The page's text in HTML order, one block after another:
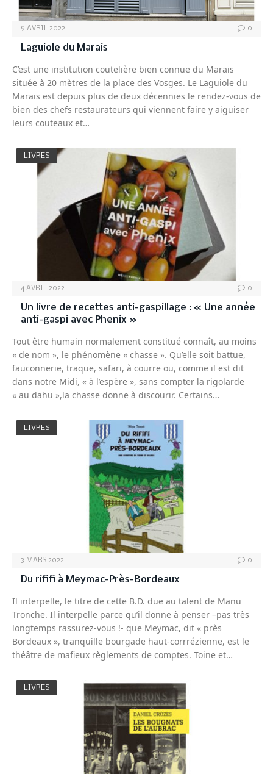
9 AVRIL 2022 0
Laguiole du Marais
C’est une institution coutelière bien connue du Marais
située à 20 mètres de la place des Vosges. Le Laguiole du
Marais est depuis plus de deux décennies le rendez-vous de
bien des chefs restaurateurs qui viennent faire y aiguiser
leurs couteaux et…
LIVRES
4 AVRIL 2022 0
Un livre de recettes anti-gaspillage : « Une année
anti-gaspi avec Phenix »
Tout être humain normalement constitué connaît, au moins
« de nom », le phénomène « chasse ». Qu’elle soit battue,
fauconnerie, traque, safari, à courre ou, comme il est dit
dans notre Midi, « à l’espère », sans compter la rigolarde
« au dahu »,la chasse donne à discourir. Certains…
LIVRES
3 MARS 2022 0
Du rififi à Meymac-Près-Bordeaux
Il interpelle, le titre de cette B.D. due au talent de Manu
Tronche. Il interpelle parce qu’il donne à penser –pas très
longtemps rassurez-vous !- que Meymac, dit « près
Bordeaux », tranquille bourgade haut-corrrézienne, est le
théâtre de mafieux règlements de comptes. Toine et…
LIVRES